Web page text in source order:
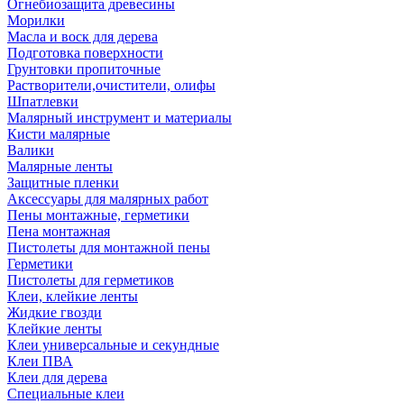
Огнебиозащита древесины
Морилки
Масла и воск для дерева
Подготовка поверхности
Грунтовки пропиточные
Растворители,очистители, олифы
Шпатлевки
Малярный инструмент и материалы
Кисти малярные
Валики
Малярные ленты
Защитные пленки
Аксессуары для малярных работ
Пены монтажные, герметики
Пена монтажная
Пистолеты для монтажной пены
Герметики
Пистолеты для герметиков
Клеи, клейкие ленты
Жидкие гвозди
Клейкие ленты
Клеи универсальные и секундные
Клеи ПВА
Клеи для дерева
Специальные клеи